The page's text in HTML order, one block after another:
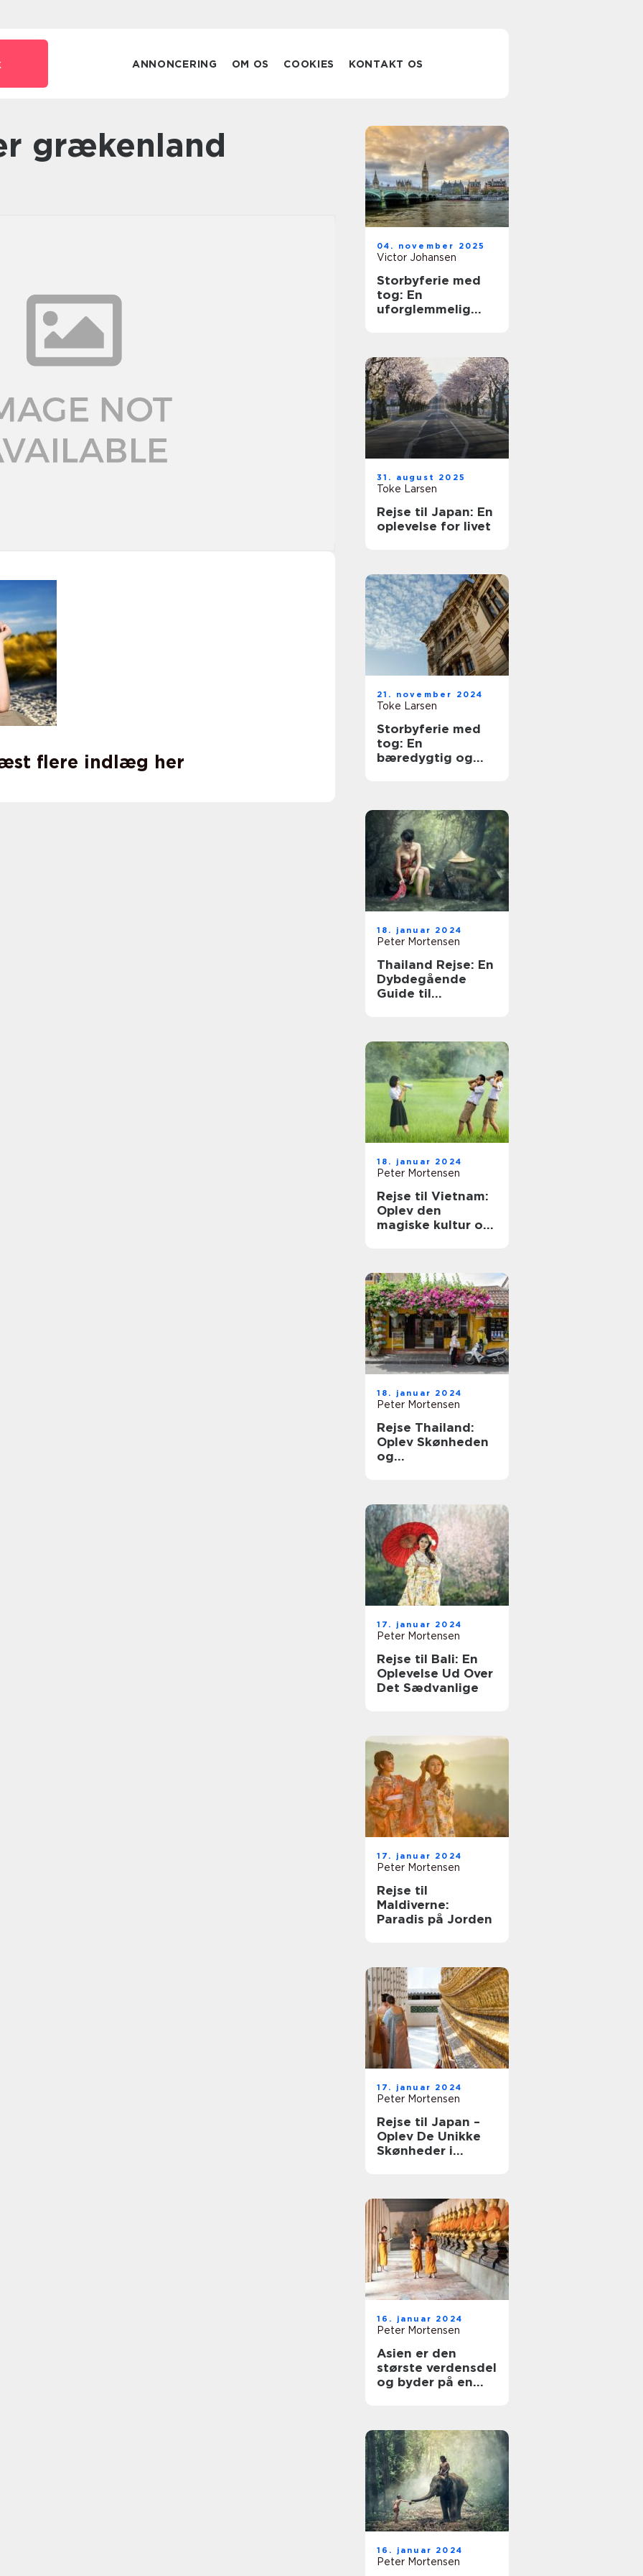
ANNONCERING OM OS COOKIES KONTAKT OS
grækenland
flere indlæg her
04. november 2025
Victor Johansen
Storbyferie med
tog: En
uforglemmelig
31. august 2025
Toke Larsen
Rejse til Japan: En
oplevelse for livet
21. november 2024
Toke Larsen
Storbyferie med
tog: En
bæredygtig og
18. januar 2024
Peter Mortensen
Thailand Rejse: En
Dybdegående
Guide til
18. januar 2024
Peter Mortensen
Rejse til Vietnam:
Oplev den
magiske kultur og
18. januar 2024
Peter Mortensen
Rejse Thailand:
Oplev Skønheden
og
17. januar 2024
Peter Mortensen
Rejse til Bali: En
Oplevelse Ud Over
Det Sædvanlige
17. januar 2024
Peter Mortensen
Rejse til
Maldiverne:
Paradis på Jorden
17. januar 2024
Peter Mortensen
Rejse til Japan –
Oplev De Unikke
Skønheder i
16. januar 2024
Peter Mortensen
Asien er den
største verdensdel
og byder på en
landskaber
16. januar 2024
Peter Mortensen